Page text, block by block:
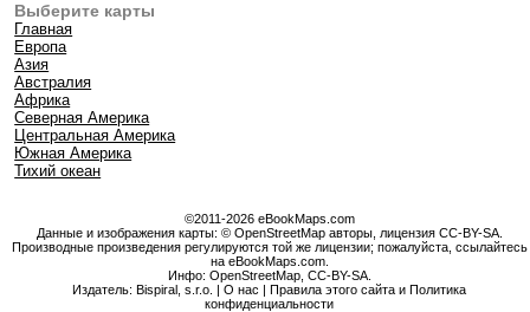
Выберите карты
Главная
Европа
Азия
Австралия
Африка
Северная Америка
Центральная Америка
Южная Америка
Тихий океан
©2011-2026 eBookMaps.com
Данные и изображения карты: © OpenStreetMap авторы, лицензия CC-BY-SA.
Производные произведения регулируются той же лицензии; пожалуйста, ссылайтесь
на eBookMaps.com.
Инфо: OpenStreetMap, CC-BY-SA.
Издатель: Bispiral, s.r.o. |О нас |Правила этого сайта и Политика
конфиденциальности